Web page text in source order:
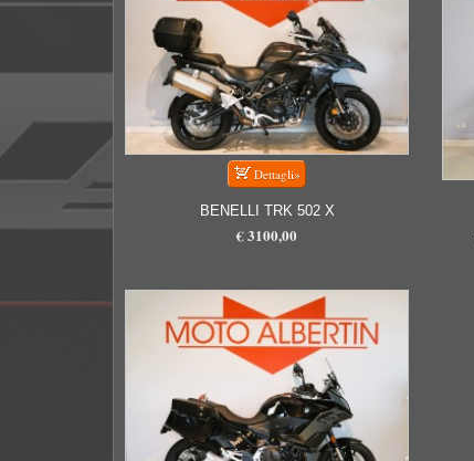
BENELLI TRK 502 X
€ 3100,00